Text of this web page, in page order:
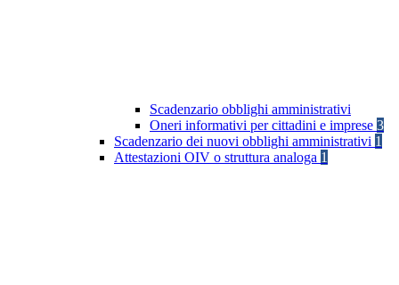
Scadenzario obblighi amministrativi
Oneri informativi per cittadini e imprese 3
Scadenzario dei nuovi obblighi amministrativi 1
Attestazioni OIV o struttura analoga 1